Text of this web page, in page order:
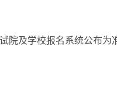
及学校报名系统公布为